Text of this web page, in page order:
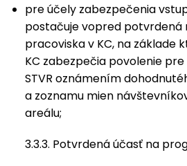
pre účely zabezpečenia
postačuje vopred potvrdená
pracoviska v KC, na základe
KC zabezpečia povolenie
STVR oznámením
a zoznamu mien
areálu;
3.3.3. Potvrdená účasť na